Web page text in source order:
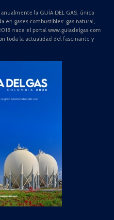
la GUÍA DEL GAS, única
en gases combustibles: gas natural,
nace el portal www.guiadelgas.com
toda la actualidad del fascinante y